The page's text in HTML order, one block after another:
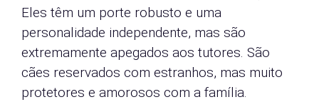
Eles têm um porte robusto e uma
personalidade independente, mas são
extremamente apegados aos tutores. São
cães reservados com estranhos, mas muito
protetores e amorosos com a família.